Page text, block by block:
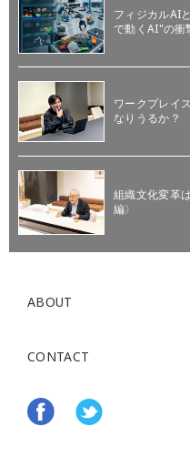
フィジカルAI
で動くAI"の衝
ワークプレイ
なりうるか？
組織文化変革
編〉
ABOUT
CONTACT